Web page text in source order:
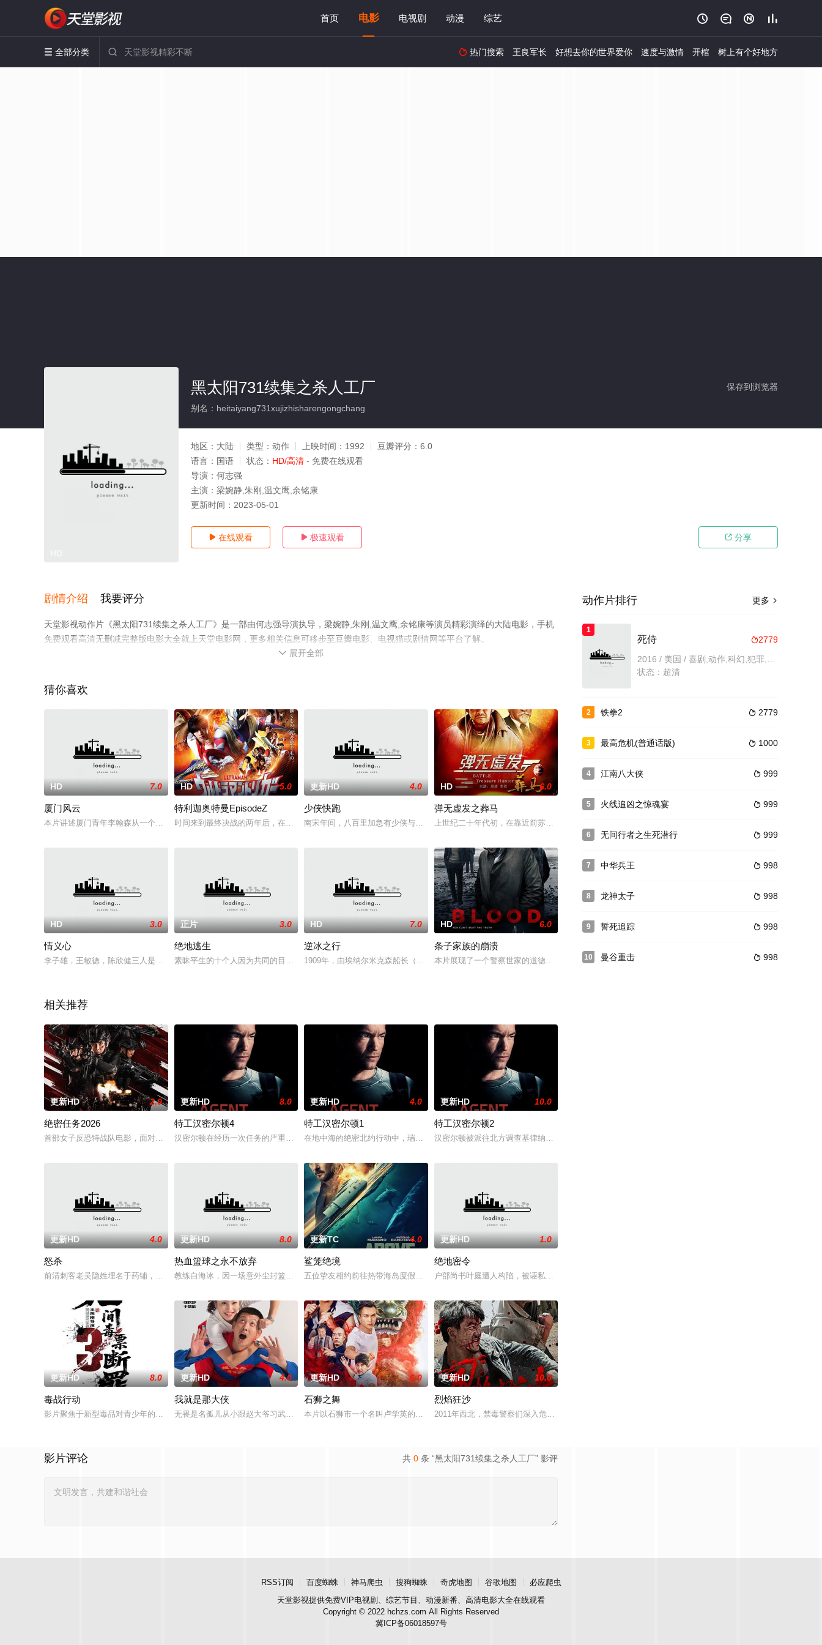
首页 电影 电视剧 动漫 综艺    
 全部分类   热门搜索 王良军长 好想去你的世界爱你 速度与激情 开棺 树上有个好地方
保存到浏览器
黑太阳731续集之杀人工厂
别名：heitaiyang731xujizhisharengongchang
地区： 大陆 类型： 动作 上映时间： 1992 豆瓣评分： 6.0
语言： 国语 状态： HD/高清 - 免费在线观看
导演： 何志强
主演： 梁婉静,朱刚,温文鹰,余铭康
更新时间： 2023-05-01
 在线观看  极速观看  分享
剧情介绍 我要评分
天堂影视动作片《黑太阳731续集之杀人工厂》是一部由何志强导演执导，梁婉静,朱刚,温文鹰,余铭康等演员精彩演绎的大陆电影，手机
免费观看高清无删减完整版电影大全就上天堂电影网，更多相关信息可移步至豆瓣电影、电视猫或剧情网等平台了解。
。
 展开全部
猜你喜欢
HD 7.0
厦门风云
本片讲述厦门青年李翰森从一个街头混混蜕变为当地英雄的故事。境外黑帮阿基想以讨债
HD 5.0
特利迦奥特曼EpisodeZ
时间来到最终决战的两年后，在本应已迎来和平的地球上，怪兽们再度倾巢而出。与此同
更新HD 4.0
少侠快跑
南宋年间，八百里加急有少侠与飞云客栈的伙伴们协助大将军李显忠展开隆兴北伐，收复
HD 6.0
弹无虚发之葬马
上世纪二十年代初，在靠近前苏联边界的三不管地区，有一个叫蒙塔的流浪枪手，来到了
HD 3.0
情义心
李子雄，王敏德，陈欣健三人是好友，一起从香港到台湾从事一宗伪钞的买卖，不料遭到
正片 3.0
绝地逃生
素昧平生的十个人因为共同的目的地拼车前往中国西部的荒漠地带，途经新疆戈壁无人区
HD 7.0
逆冰之行
1909年，由埃纳尔米克森船长（尼古拉科斯特-瓦尔道饰）领导的丹麦北极探险队试
HD 6.0
条子家族的崩溃
本片展现了一个警察世家的道德沉沦。两位警察兄弟，在他们的前任警察局长父亲的阴影
相关推荐
更新HD 2.0
绝密任务2026
首部女子反恐特战队电影，面对恐怖主义恶势力，“最飒女子反恐特战队”临危受命，精
更新HD 8.0
特工汉密尔顿4
汉密尔顿在经历一次任务的严重后果后，陷入了自我毁灭的状态。然而，他被说服去执行
更新HD 4.0
特工汉密尔顿1
在地中海的绝密北约行动中，瑞典攻击潜水员遇害。汉密尔顿，受害者的老友，前往法国
更新HD 10.0
特工汉密尔顿2
汉密尔顿被派往北方调查基律纳太空项目的间谍行为，同时发现有人从瑞典窃取秘密武器
更新HD 4.0
怒杀
前清刺客老吴隐姓埋名于药铺，却为守护单亲母女小茜和依依，被迫出手击杀黑帮一伙而
更新HD 8.0
热血篮球之永不放弃
教练白海冰，因一场意外尘封篮球梦。为完成病危师兄的嘱托，他接手一支被嘲为“无胜
更新TC 4.0
鲨笼绝境
五位挚友相约前往热带海岛度假，计划在碧蓝海域中体验刺激的鲨鱼笼潜水，同时享受奢
更新HD 1.0
绝地密令
户部尚书叶庭遭人构陷，被诬私贪国库银两，身陷囹圄在即，叶庭急召其子叶护相见。叶
更新HD 8.0
毒战行动
影片聚焦于新型毒品对青少年的危害，对社会秩序的破坏为主题，旨在通过电影让观众意
更新HD 4.0
我就是那大侠
无畏是名孤儿从小跟赵大爷习武收废品，做事一根筋的他总被误解。在经历一次重大事件
更新HD 6.0
石狮之舞
本片以石狮市一个名叫卢学英的年轻人为主人公，以他的一段人生经历为媒介。讲述了石
更新HD 10.0
烈焰狂沙
2011年西北，禁毒警察们深入危险境地，与毒贩展开了一场惊心动魄的较量。三年后
共 0 条 “黑太阳731续集之杀人工厂” 影评
影片评论
更多 
动作片排行
1
2779
死侍
状态：超清
2  2779
铁拳2
3  1000
最高危机(普通话版)
4  999
江南八大侠
5  999
火线追凶之惊魂宴
6  999
无间行者之生死潜行
7  998
中华兵王
8  998
龙神太子
9  998
誓死追踪
10  998
曼谷重击
RSS订阅 百度蜘蛛 神马爬虫 搜狗蜘蛛 奇虎地图 谷歌地图
必应爬虫
天堂影视提供免费VIP电视剧、综艺节目、动漫新番、高清电影大全在线观看
Copyright © 2022 hchzs.com All Rights Reserved
冀ICP备06018597号